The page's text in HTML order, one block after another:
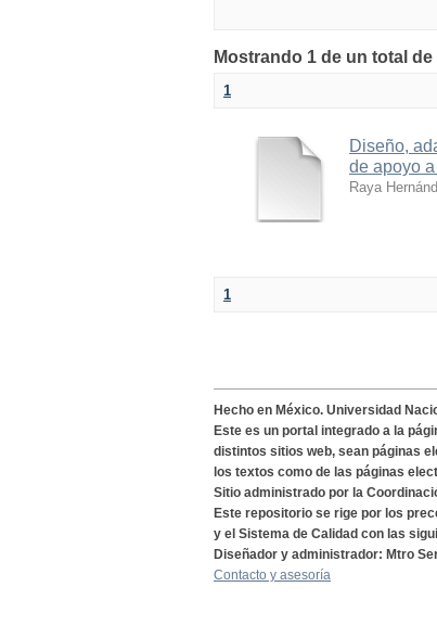
Mostrando 1 de un total
1
Diseño,
de apoyo
Raya
1
Hecho en México. Universidad
Este es un portal integrado a la
distintos sitios web, sean páginas
los textos como de las páginas
Sitio administrado por la
Este repositorio se rige por los
y el Sistema de Calidad con las
Diseñador y administrador: Mtro
Contacto y asesoría